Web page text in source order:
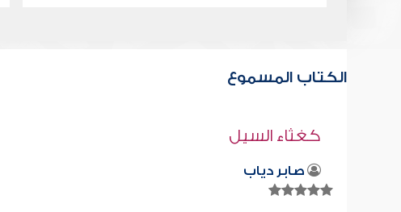
الكتاب المسموع
كتاب تلبيس إبليس 47
أبو الفرج ابن الجوزي